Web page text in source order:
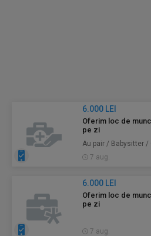
6.000 LEI
Oferim loc de
pe zi
Au pair / Babysitter /
7 aug.
6.000 LEI
Oferim loc de
pe zi
7 aug.